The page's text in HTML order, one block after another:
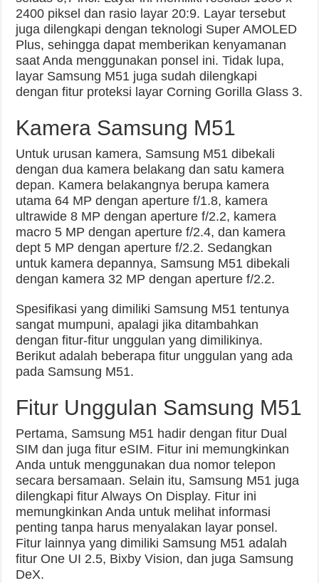
2400 piksel dan rasio layar 20:9. Layar tersebut
juga dilengkapi dengan teknologi Super AMOLED
Plus, sehingga dapat memberikan kenyamanan
saat Anda menggunakan ponsel ini. Tidak lupa,
layar Samsung M51 juga sudah dilengkapi
dengan fitur proteksi layar Corning Gorilla Glass 3.
Kamera Samsung M51
Untuk urusan kamera, Samsung M51 dibekali
dengan dua kamera belakang dan satu kamera
depan. Kamera belakangnya berupa kamera
utama 64 MP dengan aperture f/1.8, kamera
ultrawide 8 MP dengan aperture f/2.2, kamera
macro 5 MP dengan aperture f/2.4, dan kamera
dept 5 MP dengan aperture f/2.2. Sedangkan
untuk kamera depannya, Samsung M51 dibekali
dengan kamera 32 MP dengan aperture f/2.2.
Spesifikasi yang dimiliki Samsung M51 tentunya
sangat mumpuni, apalagi jika ditambahkan
dengan fitur-fitur unggulan yang dimilikinya.
Berikut adalah beberapa fitur unggulan yang ada
pada Samsung M51.
Fitur Unggulan Samsung M51
Pertama, Samsung M51 hadir dengan fitur Dual
SIM dan juga fitur eSIM. Fitur ini memungkinkan
Anda untuk menggunakan dua nomor telepon
secara bersamaan. Selain itu, Samsung M51 juga
dilengkapi fitur Always On Display. Fitur ini
memungkinkan Anda untuk melihat informasi
penting tanpa harus menyalakan layar ponsel.
Fitur lainnya yang dimiliki Samsung M51 adalah
fitur One UI 2.5, Bixby Vision, dan juga Samsung
DeX.